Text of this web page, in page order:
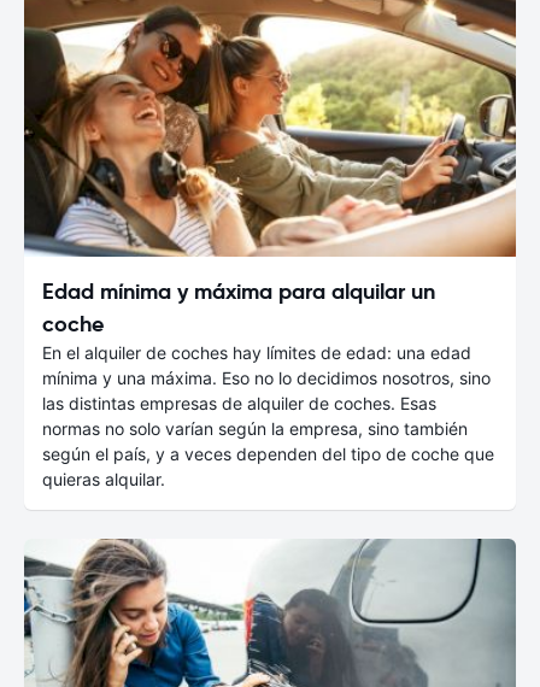
Edad mínima y máxima para alquilar un
coche
En el alquiler de coches hay límites de edad: una edad
mínima y una máxima. Eso no lo decidimos nosotros, sino
las distintas empresas de alquiler de coches. Esas
normas no solo varían según la empresa, sino también
según el país, y a veces dependen del tipo de coche que
quieras alquilar.